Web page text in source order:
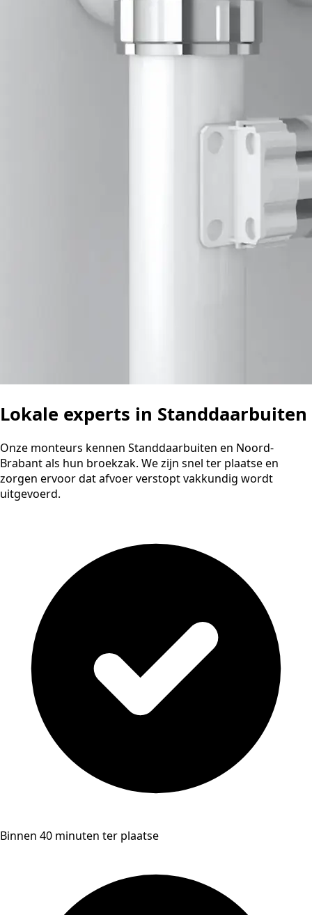
Lokale experts in Standdaarbuiten
Onze monteurs kennen Standdaarbuiten en Noord-
Brabant als hun broekzak. We zijn snel ter plaatse en
zorgen ervoor dat afvoer verstopt vakkundig wordt
uitgevoerd.
Binnen 40 minuten ter plaatse